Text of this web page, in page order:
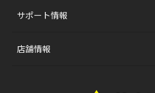
サポート情報
店舗情報